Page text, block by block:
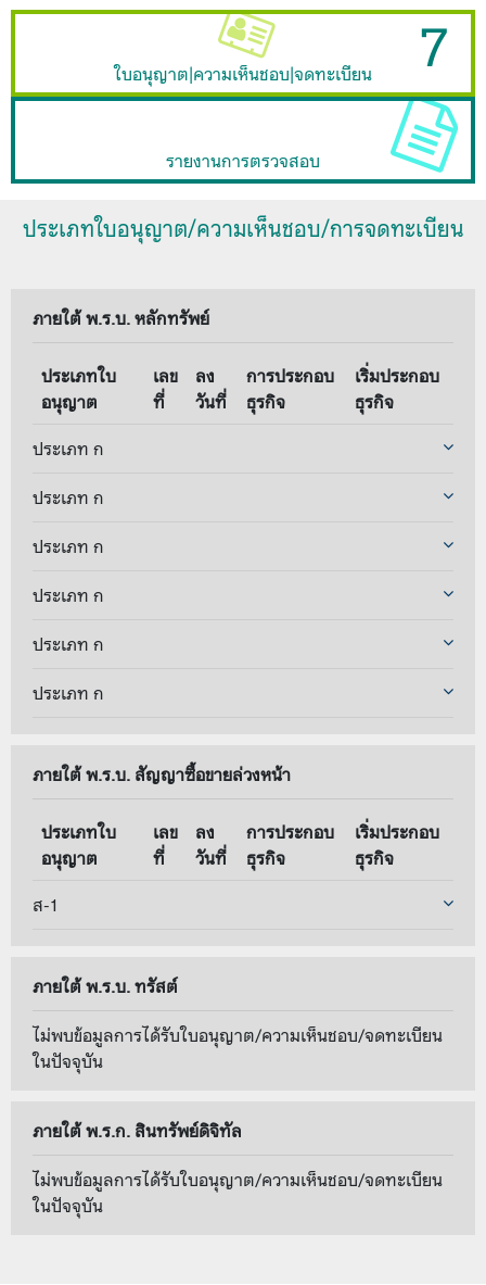
ใบอนุญาต|ความเห็นชอบ|จดทะเบียน 7
รายงานการตรวจสอบ
ประเภทใบอนุญาต/ความเห็นชอบ/การจดทะเบียน
ภายใต้ พ.ร.บ. หลักทรัพย์
ประเภทใบ
อนุญาต
เลข
ที่
ลง
วันที่
การประกอบ
ธุรกิจ
เริ่มประกอบ
ธุรกิจ
ประเภท ก
ประเภท ก
ประเภท ก
ประเภท ก
ประเภท ก
ประเภท ก
ภายใต้ พ.ร.บ. สัญญาซื้อขายล่วงหน้า
ประเภทใบ
อนุญาต
เลข
ที่
ลง
วันที่
การประกอบ
ธุรกิจ
เริ่มประกอบ
ธุรกิจ
ส-1
ภายใต้ พ.ร.บ. ทรัสต์
ไม่พบข้อมูลการได้รับใบอนุญาต/ความเห็นชอบ/จดทะเบียน
ในปัจจุบัน
ภายใต้ พ.ร.ก. สินทรัพย์ดิจิทัล
ไม่พบข้อมูลการได้รับใบอนุญาต/ความเห็นชอบ/จดทะเบียน
ในปัจจุบัน